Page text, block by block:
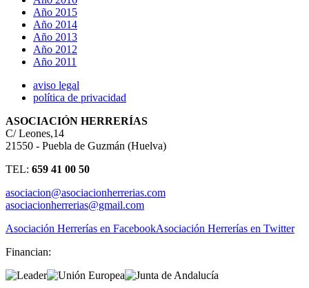
Año 2015
Año 2014
Año 2013
Año 2012
Año 2011
aviso legal
política de privacidad
ASOCIACIÓN HERRERÍAS
C/ Leones,14
21550 - Puebla de Guzmán (Huelva)
TEL: 659 41 00 50
asociacion@asociacionherrerias.com
asociacionherrerias@gmail.com
Asociación Herrerías en FacebookAsociación Herrerías en Twitter
Financian: